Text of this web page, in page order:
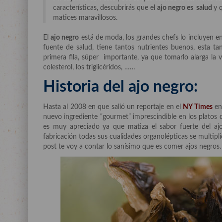
características, descubrirás que el ajo negro es salud y
matices maravillosos.
Elajo negro está de moda, los grandes chefs lo incluyen
fuente de salud, tiene tantos nutrientes buenos, esta
primera fila, súper importante, ya que tomarlo alarga la
colesterol, los triglicéridos, ……
Historia del ajo negro:
Hasta al 2008 en que salió un reportaje en el NY Timesen
nuevo ingrediente “gourmet” imprescindible en los
es muy apreciado ya que matiza el sabor fuerte del
fabricación todas sus cualidades organolépticas se
post te voy a contar lo sanísimo que es comer ajos negros.